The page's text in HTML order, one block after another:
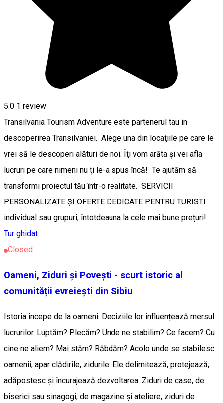
5.0 1 review
Transilvania Tourism Adventure este partenerul tau in
descoperirea Transilvaniei. Alege una din locaţiile pe care le
vrei să le descoperi alături de noi. Îţi vom arăta şi vei afla
lucruri pe care nimeni nu ţi le-a spus încă! Te ajutăm să
transformi proiectul tău într-o realitate. SERVICII
PERSONALIZATE ȘI OFERTE DEDICATE PENTRU TURISTI
individual sau grupuri, întotdeauna la cele mai bune prețuri!
Tur ghidat
Closed
Oameni, Ziduri și Povești - scurt istoric al
comunității evreiești din Sibiu
Istoria începe de la oameni. Deciziile lor influențează mersul
lucrurilor. Luptăm? Plecăm? Unde ne stabilim? Ce facem? Cu
cine ne aliem? Mai stăm? Răbdăm? Acolo unde se stabilesc
oamenii, apar clădirile, zidurile. Ele delimitează, protejează,
adăpostesc și încurajează dezvoltarea. Ziduri de case, de
biserici sau sinagogi, de magazine și ateliere, ziduri de